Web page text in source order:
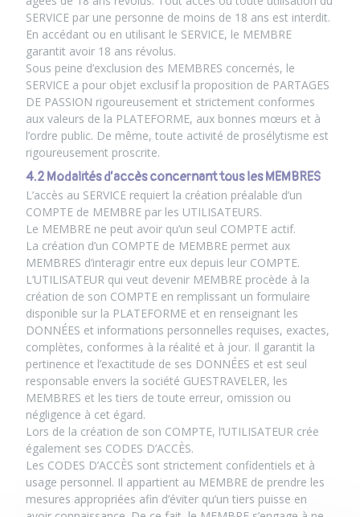
SERVICE par une personne de moins de 18 ans est interdit.
En accédant ou en utilisant le SERVICE, le MEMBRE
garantit avoir 18 ans révolus.
Sous peine d’exclusion des MEMBRES concernés, le
SERVICE a pour objet exclusif la proposition de PARTAGES
DE PASSION rigoureusement et strictement conformes
aux valeurs de la PLATEFORME, aux bonnes mœurs et à
l’ordre public. De même, toute activité de prosélytisme est
rigoureusement proscrite.
4.2 Modalités d’accès concernant tous les MEMBRES
L’accès au SERVICE requiert la création préalable d’un
COMPTE de MEMBRE par les UTILISATEURS.
Le MEMBRE ne peut avoir qu’un seul COMPTE actif.
La création d’un COMPTE de MEMBRE permet aux
MEMBRES d’interagir entre eux depuis leur COMPTE.
L’UTILISATEUR qui veut devenir MEMBRE procède à la
création de son COMPTE en remplissant un formulaire
disponible sur la PLATEFORME et en renseignant les
DONNÉES et informations personnelles requises, exactes,
complètes, conformes à la réalité et à jour. Il garantit la
pertinence et l’exactitude de ses DONNÉES et est seul
responsable envers la société GUESTRAVELER, les
MEMBRES et les tiers de toute erreur, omission ou
négligence à cet égard.
Lors de la création de son COMPTE, l’UTILISATEUR crée
également ses CODES D’ACCÈS.
Les CODES D’ACCÈS sont strictement confidentiels et à
usage personnel. Il appartient au MEMBRE de prendre les
mesures appropriées afin d’éviter qu’un tiers puisse en